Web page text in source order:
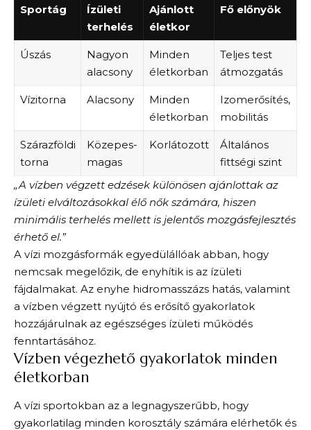
Sportág
Ízületi
terhelés
Ajánlott
életkor
Fő előnyök
Úszás
Nagyon
alacsony
Minden
életkorban
Teljes test
átmozgatás
Vízitorna Alacsony
Minden
életkorban
Izomerősítés,
mobilitás
Szárazföldi
torna
Közepes-
magas
Korlátozott
Általános
fittségi szint
„A vízben végzett edzések különösen ajánlottak az
ízületi elváltozásokkal élő nők számára, hiszen
minimális terhelés mellett is jelentős mozgásfejlesztés
érhető el.”
A vízi mozgásformák egyedülállóak abban, hogy
nemcsak megelőzik, de enyhítik is az ízületi
fájdalmakat. Az enyhe hidromasszázs hatás, valamint
a vízben végzett nyújtó és erősítő gyakorlatok
hozzájárulnak az egészséges ízületi működés
fenntartásához.
Vízben végezhető gyakorlatok minden
életkorban
A vízi sportokban az a legnagyszerűbb, hogy
gyakorlatilag minden korosztály számára elérhetők és